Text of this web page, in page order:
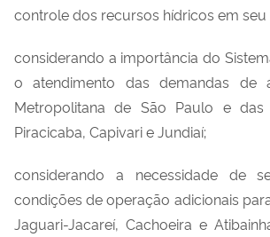
controle dos recursos hídricos em
considerando a importância do
o atendimento das demandas de
Metropolitana de São Paulo e
Piracicaba, Capivari e Jundiaí;
considerando a necessidade de
condições de operação adicionais
Jaguari-Jacareí, Cachoeira e